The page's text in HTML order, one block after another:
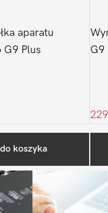
aparatu
G9 Plus
koszyka
G9
Sidebar